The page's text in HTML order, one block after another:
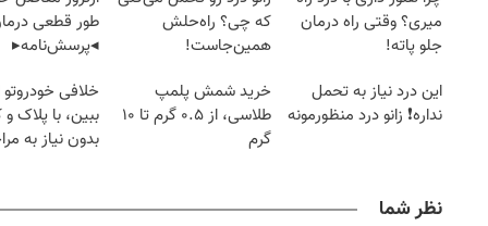
میری؟ وقتی راه درمان
جلو پاته!
که چی؟ راه‌حلش
همین‌جاست!
طور قطعی
◂پرسش‌نامه▸
این درد نیاز به تحمل
نداره❗ زانو درد منظورمونه
خرید شمش پلمپ
طلاسی، از ۰.۵ گرم تا ۱۰
گرم
خلافی خودروتو
ببین، با پلاک
بدون نیاز به
نظر شما